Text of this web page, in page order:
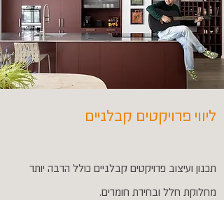
ליווי פרויקטים קבלניים
תכנון ועיצוב פרויקטים קבלניים כולל הרבה יותר
מחלוקת חלל ובחירת חומרים.